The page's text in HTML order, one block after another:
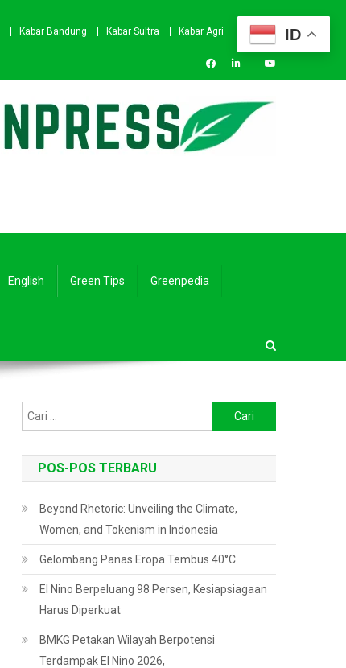
Kabar Bandung Kabar Sultra
Kabar Agri
English Green Tips Greenpedia
untuk:
POS-POS TERBARU
Beyond Rhetoric: Unveiling the Climate,
Women, and Tokenism in Indonesia
Gelombang Panas Eropa Tembus 40°C
El Nino Berpeluang 98 Persen, Kesiapsiagaan
Harus Diperkuat
BMKG Petakan Wilayah Berpotensi
Terdampak El Nino 2026,
ID